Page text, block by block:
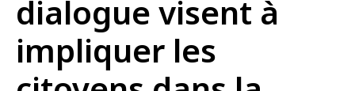
dialogue visent à
impliquer les